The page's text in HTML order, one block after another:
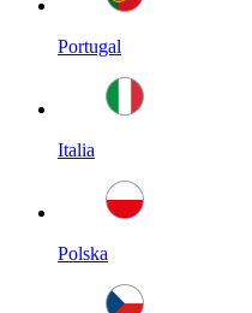
Portugal
Italia
Polska